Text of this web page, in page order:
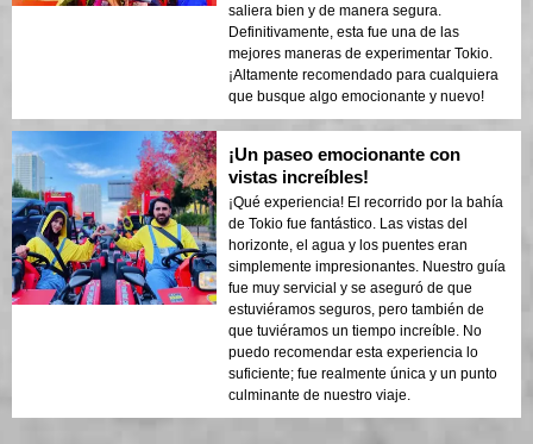
saliera bien y de manera segura.
Definitivamente, esta fue una de las
mejores maneras de experimentar Tokio.
¡Altamente recomendado para cualquiera
que busque algo emocionante y nuevo!
¡Un paseo emocionante con
vistas increíbles!
¡Qué experiencia! El recorrido por la bahía
de Tokio fue fantástico. Las vistas del
horizonte, el agua y los puentes eran
simplemente impresionantes. Nuestro guía
fue muy servicial y se aseguró de que
estuviéramos seguros, pero también de
que tuviéramos un tiempo increíble. No
puedo recomendar esta experiencia lo
suficiente; fue realmente única y un punto
culminante de nuestro viaje.